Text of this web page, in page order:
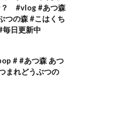
？ #vlog #あつ森
つの森 #こはくち
日更新中
# #あつ森 あつ
まれどうぶつの